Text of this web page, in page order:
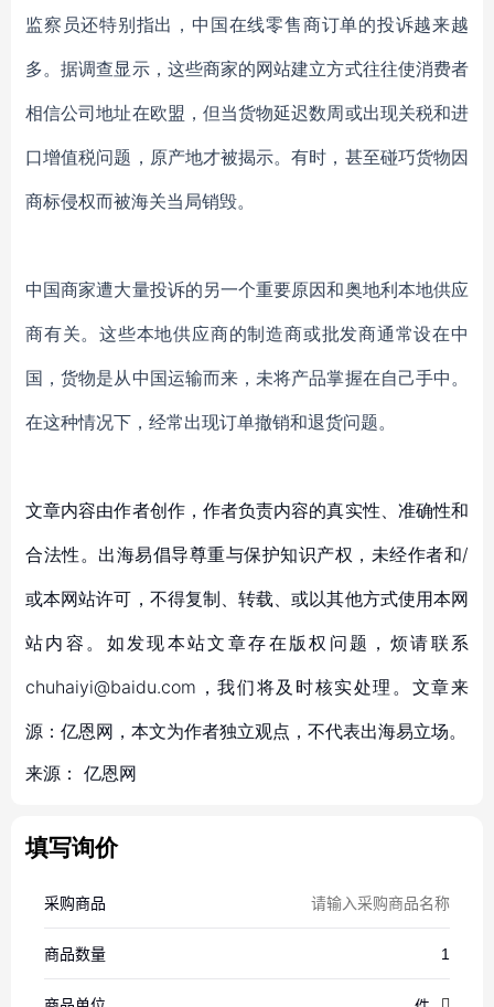
监察员还特别指出，中国在线零售商订单的投诉越来越
多。据调查显示，这些商家的网站建立方式往往使消费者
相信公司地址在欧盟，但当货物延迟数周或出现关税和进
口增值税问题，原产地才被揭示。有时，甚至碰巧货物因
商标侵权而被海关当局销毁。
中国商家遭大量投诉的另一个重要原因和奥地利本地供应
商有关。这些本地供应商的制造商或批发商通常设在中
国，货物是从中国运输而来，未将产品掌握在自己手中。
在这种情况下， 经常出现订单撤销和退货问题。
文章内容由作者创作，作者负责内容的真实性、准确性和
合法性。出海易倡导尊重与保护知识产权，未经作者和/
或本网站许可，不得复制、转载、或以其他方式使用本网
站内容。如发现本站文章存在版权问题，烦请联系
chuhaiyi@baidu.com，我们将及时核实处理。文章来
源：亿恩网，本文为作者独立观点，不代表出海易立场。
来源： 亿恩网
填写询价